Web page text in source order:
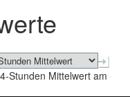
schließen
Stunden Mittelwert am